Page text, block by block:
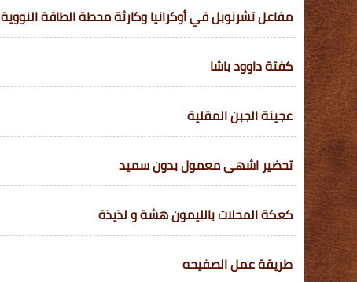
مفاعل تشرنوبل في أوكرانيا وكارثة محطة الطاقة النووية
كفتة داوود باشا
عجينة الجبن المقلية
تحضير اشهى معمول بدون سميد
كعكة المحلات بالليمون هشة و لذيذة
طريقة عمل الصفيحه